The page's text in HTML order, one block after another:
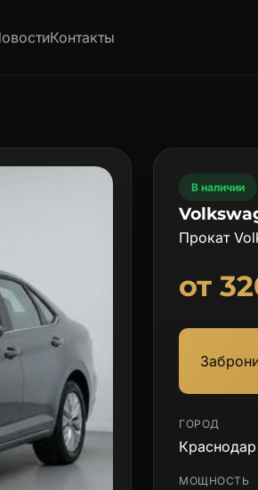
Контакты
В наличии
Прокат
от
ГОРОД
Краснодар
МОЩНОСТЬ